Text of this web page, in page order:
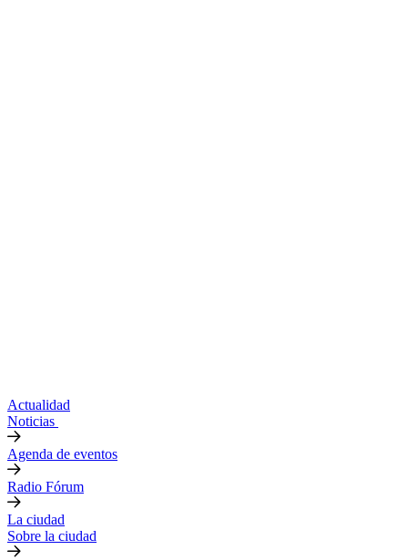
Actualidad
Noticias
Agenda de eventos
Radio Fórum
La ciudad
Sobre la ciudad